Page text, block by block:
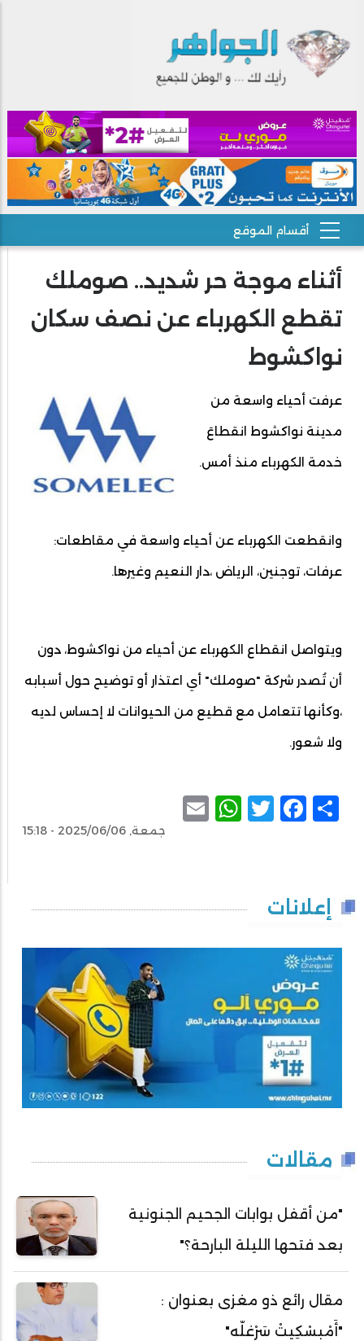
أثناء موجة حر شديد.. صوملك
تقطع الكهرباء عن نصف سكان
نواكشوط
عرفت أحياء واسعة من
مدينة نواكشوط انقطاعَ
خدمة الكهرباء منذ أمس.
وانقطعت الكهرباء عن أحياء واسعة في مقاطعات:
عرفات، توجنين، الرياض ،دار النعيم وغيرها.
ويتواصل انقطاع الكهرباء عن أحياء من نواكشوط، دون
أن تُصدر شركة "صوملك" أي اعتذار أو توضيح حول أسبابه
،وكأنها تتعامل مع قطيع من الحيوانات لا إحساس لديه
ولا شعور.
Share
Facebook
Twitter
WhatsApp
جمعة, 2025/06/06 - 15:18
إعلانات
مقالات
"من أقفل بوابات الجحيم الجنونية
بعد فتحها الليلة البارحة؟"
مقال رائع ذو مغزى بعنوان :
"أَمْبسْكِيتْ سَرْغلّه"